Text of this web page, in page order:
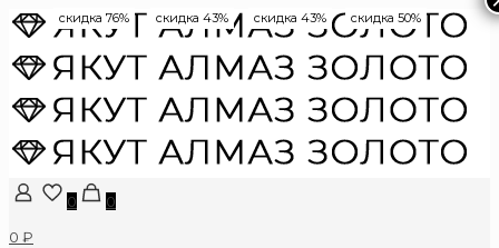
0
0
0 ₽
скидка 76% скидка 43% скидка 43% скидка 50%